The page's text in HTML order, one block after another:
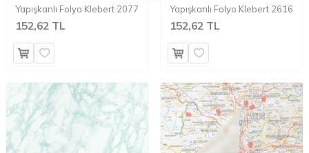
Yapışkanlı Folyo Klebert 2077
152,62 TL
Yapışkanlı Folyo Klebert 2616
152,62 TL